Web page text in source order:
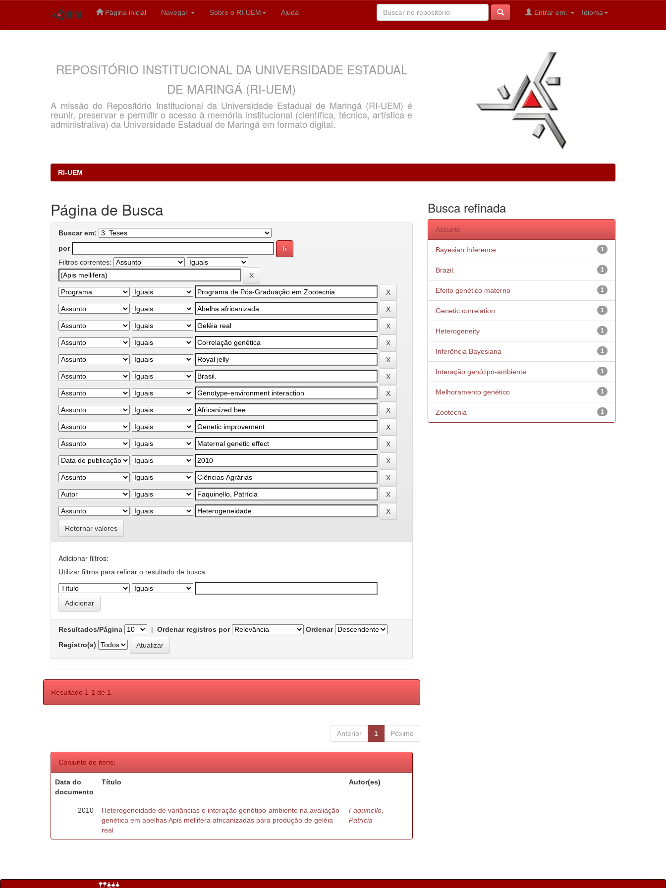
Página inicial Navegar Sobre o RI-UEM Ajuda Idioma
Entrar em:
REPOSITÓRIO INSTITUCIONAL DA UNIVERSIDADE ESTADUAL
DE MARINGÁ (RI-UEM)
A missão do Repositório Institucional da Universidade Estadual de Maringá (RI-UEM) é
reunir, preservar e permitir o acesso à memória institucional (científica, técnica, artística e
administrativa) da Universidade Estadual de Maringá em formato digital.
RI-UEM
Página de Busca
Buscar em:
por
Filtros correntes:
Retornar valores
Adicionar filtros:
Utilizar filtros para refinar o resultado de busca.
Resultados/Página | Ordenar registros por
Ordenar
Registro(s)
Resultado 1-1 de 1.
Anterior 1 Póximo
Conjunto de itens:
Data do
documento
Título Autor(es)
2010
Heterogeneidade de variâncias e interação genótipo-ambiente na avaliação
genética em abelhas Apis mellifera africanizadas para produção de geléia
real
Faquinello,
Patrícia
Busca refinada
Assunto
1
Bayesian Inference
1
Brazil.
1
Efeito genético materno
1
Genetic correlation
1
Heterogeneity
1
Inferência Bayesiana
1
Interação genótipo-ambiente
1
Melhoramento genético
1
Zootecnia